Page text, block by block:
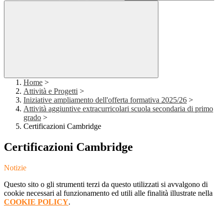
Home >
Attività e Progetti >
Iniziative ampliamento dell'offerta formativa 2025/26 >
Attività aggiuntive extracurricolari scuola secondaria di primo
grado >
Certificazioni Cambridge
Certificazioni Cambridge
Notizie
Questo sito o gli strumenti terzi da questo utilizzati si avvalgono di
cookie necessari al funzionamento ed utili alle finalità illustrate nella
COOKIE POLICY.